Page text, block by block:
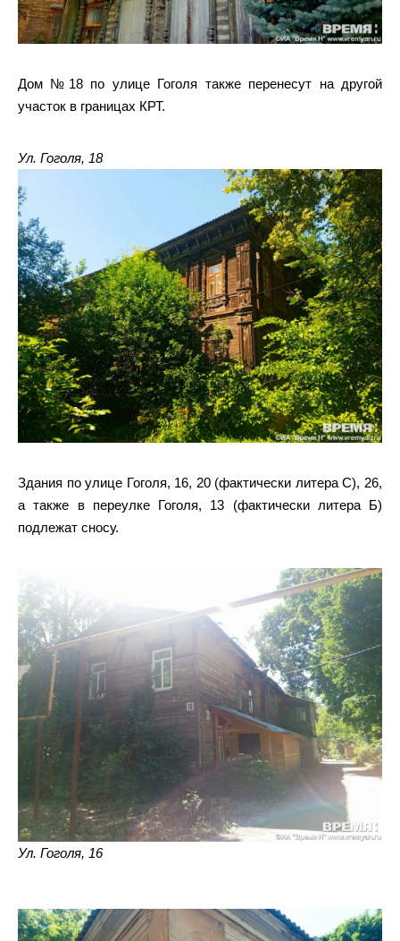
Дом №18 по улице Гоголя также перенесут на другой
участок в границах КРТ.
Ул. Гоголя, 18
Здания по улице Гоголя, 16, 20 (фактически литера С), 26,
а также в переулке Гоголя, 13 (фактически литера Б)
подлежат сносу.
Ул. Гоголя, 16